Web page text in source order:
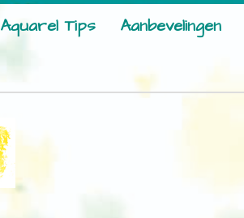
Aquarel Tips Aanbevelingen